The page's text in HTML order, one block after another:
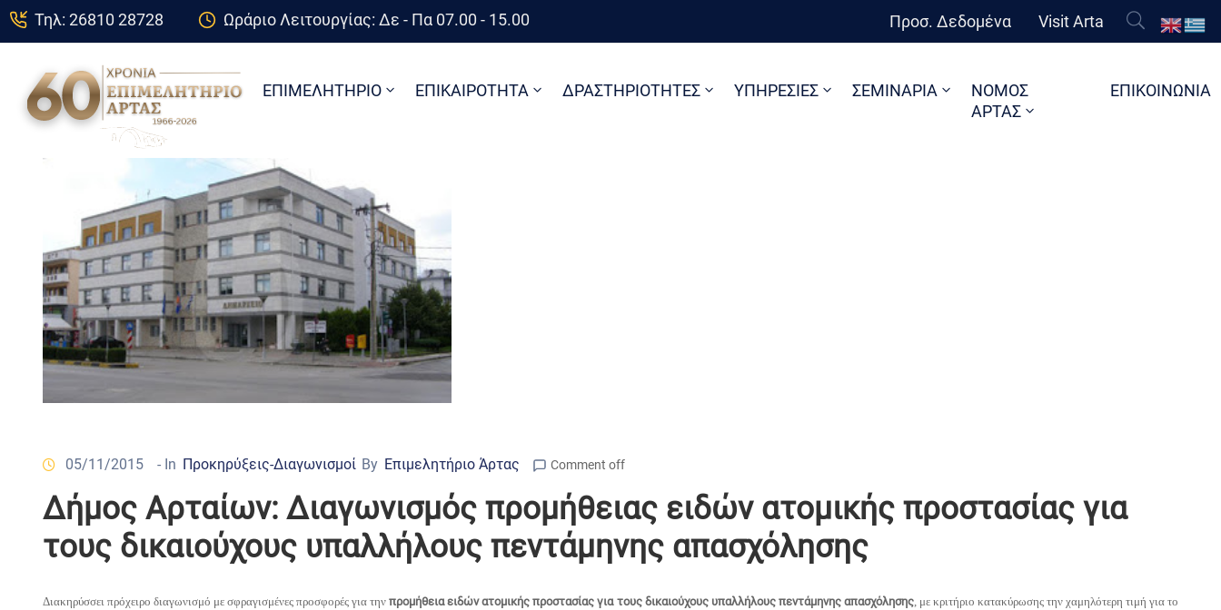
Τηλ: 26810 28728 Ωράριο Λειτουργίας: Δε - Πα 07.00 - 15.00 Προσ. Δεδομένα Visit Arta
ΕΠΙΜΕΛΗΤΗΡΙΟ ΕΠΙΚΑΙΡΟΤΗΤΑ ΔΡΑΣΤΗΡΙΟΤΗΤΕΣ ΥΠΗΡΕΣΙΕΣ ΣΕΜΙΝΑΡΙΑ
ΝΟΜΟΣ
ΑΡΤΑΣ
ΕΠΙΚΟΙΝΩΝΙΑ
05/11/2015 - In Προκηρύξεις-Διαγωνισμοί By Επιμελητήριο Άρτας Comment off
Δήμος Αρταίων: Διαγωνισμός προμήθειας ειδών ατομικής προστασίας για
τους δικαιούχους υπαλλήλους πεντάμηνης απασχόλησης
Διακηρύσσει πρόχειρο διαγωνισμό με σφραγισμένες προσφορές για τηνπρομήθεια ειδών ατομικής προστασίας για τους δικαιούχους υπαλλήλους πεντάμηνης απασχόλησης, με κριτήριο κατακύρωσης την χαμηλότερη τιμή για το